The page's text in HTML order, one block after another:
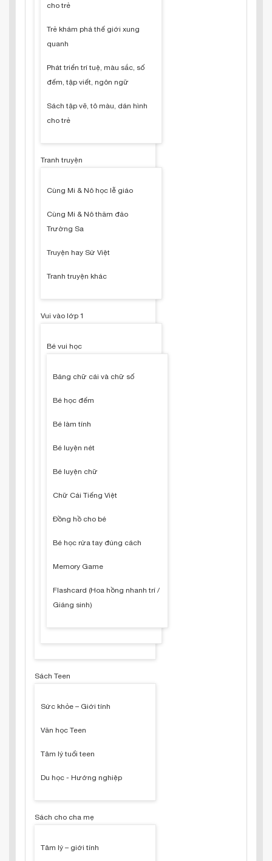
cho trẻ
Trẻ khám phá thế giới xung
quanh
Phát triển trí tuệ, màu sắc, số
đếm, tập viết, ngôn ngữ
Sách tập vẽ, tô màu, dán hình
cho trẻ
Tranh truyện
Cùng Mi & Nô học lễ giáo
Cùng Mi & Nô thăm đảo
Trường Sa
Truyện hay Sử Việt
Tranh truyện khác
Vui vào lớp 1
Bé vui học
Bảng chữ cái và chữ số
Bé học đếm
Bé làm tính
Bé luyện nét
Bé luyện chữ
Chữ Cái Tiếng Việt
Đồng hồ cho bé
Bé học rửa tay đúng cách
Memory Game
Flashcard (Hoa hồng nhanh trí /
Giáng sinh)
Sách Teen
Sức khỏe – Giới tính
Văn học Teen
Tâm lý tuổi teen
Du học - Hướng nghiệp
Sách cho cha mẹ
Tâm lý – giới tính